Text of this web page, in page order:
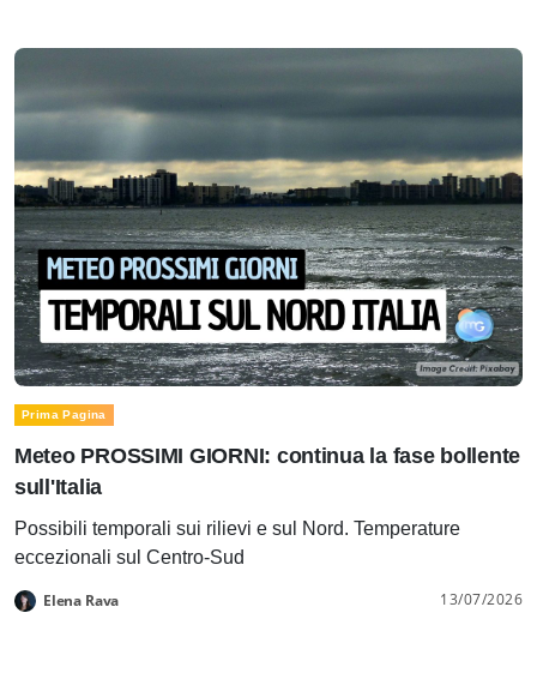
Prima Pagina
Meteo PROSSIMI GIORNI: continua la fase bollente
sull'Italia
Possibili temporali sui rilievi e sul Nord. Temperature
eccezionali sul Centro-Sud
Elena Rava 13/07/2026